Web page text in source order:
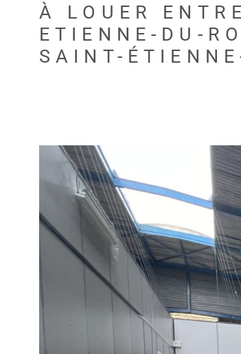
À LOUER
ETIENNE-DU-
SAINT-